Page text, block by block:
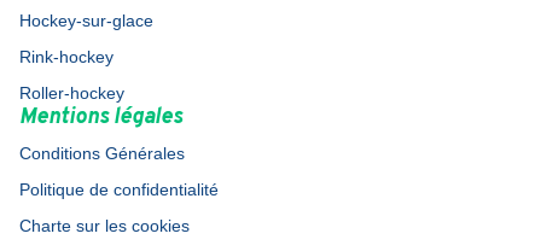
Hockey-sur-glace
Rink-hockey
Roller-hockey
Mentions légales
Conditions Générales
Politique de confidentialité
Charte sur les cookies